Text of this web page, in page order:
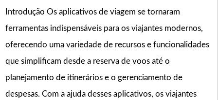
Introdução Os aplicativos de viagem se tornaram
ferramentas indispensáveis para os viajantes modernos,
oferecendo uma variedade de recursos e funcionalidades
que simplificam desde a reserva de voos até o
planejamento de itinerários e o gerenciamento de
despesas. Com a ajuda desses aplicativos, os viajantes